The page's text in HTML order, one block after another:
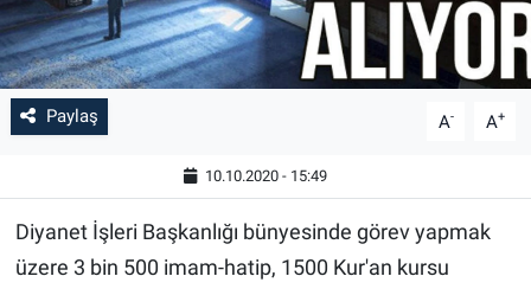
Paylaş A- A+
10.10.2020 - 15:49
Diyanet İşleri Başkanlığı bünyesinde görev yapmak
üzere 3 bin 500 imam-hatip, 1500 Kur'an kursu